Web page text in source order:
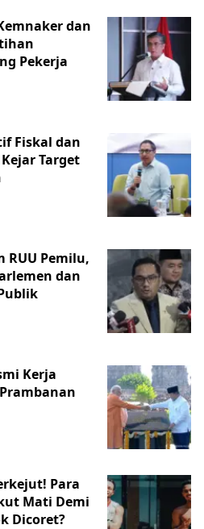
dan
Pekerja
Fiskal dan
Target
RUU Pemilu,
dan
Kerja
Para
Mati Demi
Dicoret?